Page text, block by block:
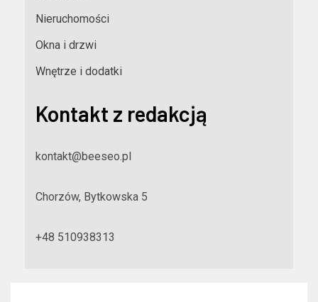
Nieruchomości
Okna i drzwi
Wnętrze i dodatki
Kontakt z redakcją
kontakt@beeseo.pl
Chorzów, Bytkowska 5
+48 510938313